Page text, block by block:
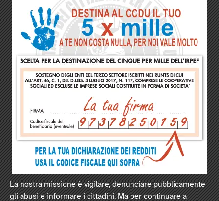
La nostra missione è vigilare, denunciare pubblicamente
gli abusi e informare i cittadini. Ma per continuare a